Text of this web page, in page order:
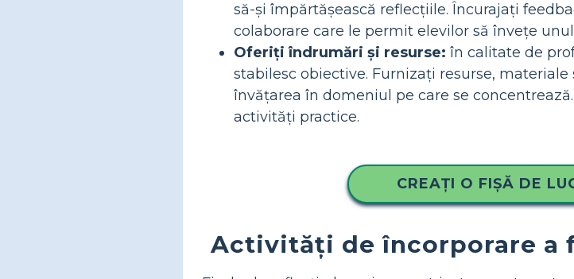
să-și împărtășească reflecțiile. Încurajați
colaborare care le permit elevilor să învețe
Oferiți îndrumări și resurse: în calitate de
stabilesc obiective. Furnizați resurse,
învățarea în domeniul pe care se
activități practice.
CREAȚI O FIȘĂ DE
Activități de încorporare a